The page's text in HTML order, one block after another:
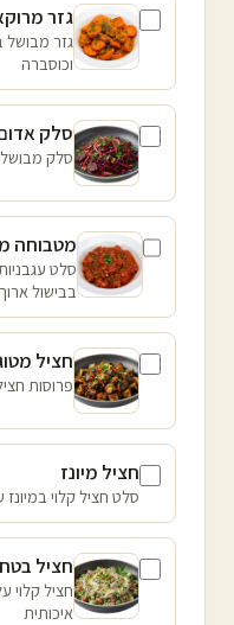
גזר
גזר מבושל
וכוסברה
סלק
סלק מבושל
מטבוחה
סלט
בבישול ארוך
חציל
פרוסות
חציל מיונז
סלט חציל קלוי
חציל
חציל קלוי
איכותית